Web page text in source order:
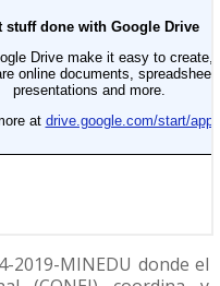
2019-MINEDU donde el